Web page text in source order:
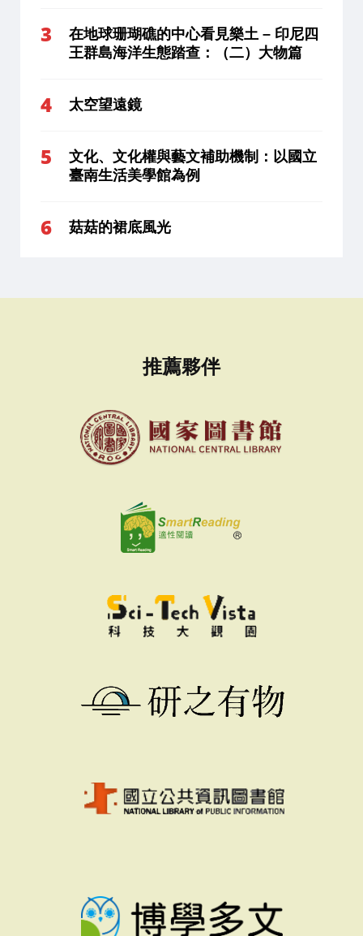
在地球珊瑚礁的中心看見樂土 – 印尼四
王群島海洋生態踏查：（二）大物篇
太空望遠鏡
文化、文化權與藝文補助機制：以國立
臺南生活美學館為例
菇菇的裙底風光
推薦夥伴